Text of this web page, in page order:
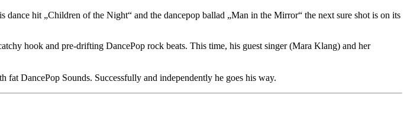
hit „Children of the Night“ and the dancepop ballad „Man in the Mirror“ the next sure shot is on its
hook and pre-drifting DancePop rock beats. This time, his guest singer (Mara Klang) and her
DancePop Sounds. Successfully and independently he goes his way.